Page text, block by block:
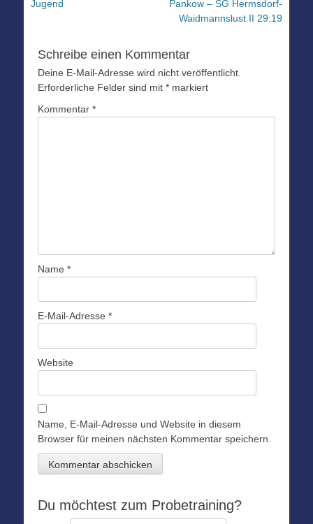
Beitrag:
Jugend Beitrag:
Pankow – SG Hermsdorf-
Waidmannslust II 29:19
Schreibe einen Kommentar
Deine E-Mail-Adresse wird nicht veröffentlicht.
Erforderliche Felder sind mit * markiert
Kommentar *
Name *
E-Mail-Adresse *
Website
Name, E-Mail-Adresse und Website in diesem
Browser für meinen nächsten Kommentar speichern.
Du möchtest zum Probetraining?